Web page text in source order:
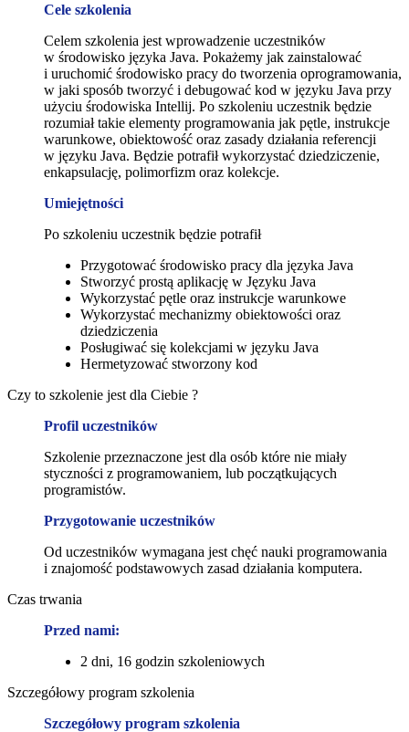
Cele szkolenia
Celem szkolenia jest wprowadzenie uczestników
w środowisko języka Java. Pokażemy jak zainstalować
i uruchomić środowisko pracy do tworzenia oprogramowania,
w jaki sposób tworzyć i debugować kod w języku Java przy
użyciu środowiska Intellij. Po szkoleniu uczestnik będzie
rozumiał takie elementy programowania jak pętle, instrukcje
warunkowe, obiektowość oraz zasady działania referencji
w języku Java. Będzie potrafił wykorzystać dziedziczenie,
enkapsulację, polimorfizm oraz kolekcje.
Umiejętności
Po szkoleniu uczestnik będzie potrafił
Przygotować środowisko pracy dla języka Java
Stworzyć prostą aplikację w Języku Java
Wykorzystać pętle oraz instrukcje warunkowe
Wykorzystać mechanizmy obiektowości oraz
dziedziczenia
Posługiwać się kolekcjami w języku Java
Hermetyzować stworzony kod
Czy to szkolenie jest dla Ciebie ?
Profil uczestników
Szkolenie przeznaczone jest dla osób które nie miały
styczności z programowaniem, lub początkujących
programistów.
Przygotowanie uczestników
Od uczestników wymagana jest chęć nauki programowania
i znajomość podstawowych zasad działania komputera.
Czas trwania
Przed nami:
2 dni, 16 godzin szkoleniowych
Szczegółowy program szkolenia
Szczegółowy program szkolenia